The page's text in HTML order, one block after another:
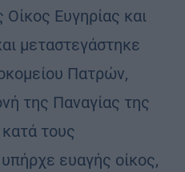
Ευγηρίας και
μεταστεγάστηκε
Πατρών,
της Παναγίας της
τους
ευαγής οίκος,